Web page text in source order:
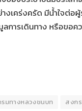
งเคร่งครัด มีน้ำใจต่อ
การเดินทาง หรือขอค
รมทางหลวงชนบท สงก